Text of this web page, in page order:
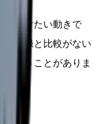
は避けたい動きで
、記録と比較がない
しまうことがありま